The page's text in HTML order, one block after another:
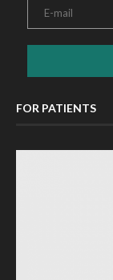
FOR PATIENTS